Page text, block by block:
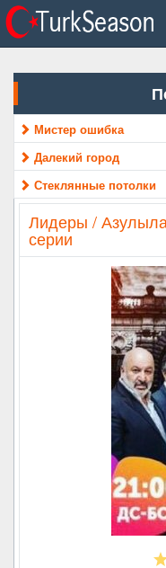
Мистер ошибка
Далекий город
Стеклянные потолки
Лидеры /
серии